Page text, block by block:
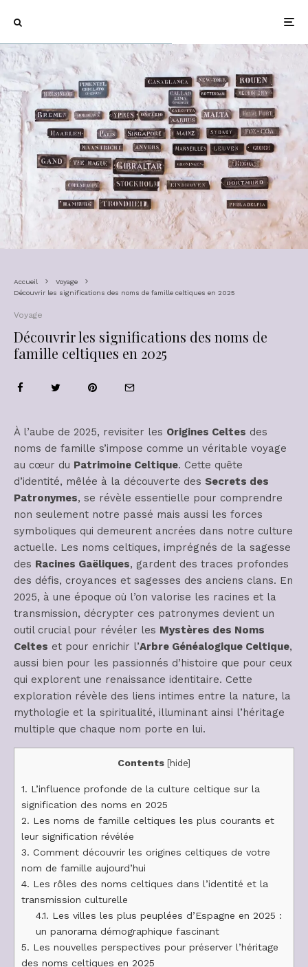
Accueil
Voyage
Découvrir les significations des noms de famille celtiques en 2025
Voyage
Découvrir les significations des noms de
famille celtiques en 2025
À l’aube de 2025, revisiter les Origines Celtes des
noms de famille s’impose comme un véritable voyage
au cœur du Patrimoine Celtique. Cette quête
d’identité, mêlée à la découverte des Secrets des
Patronymes, se révèle essentielle pour comprendre
non seulement notre passé mais aussi les forces
symboliques qui demeurent ancrées dans notre culture
actuelle. Les noms celtiques, imprégnés de la sagesse
des Racines Gaëliques, gardent des traces profondes
des défis, croyances et sagesses des anciens clans. En
2025, à une époque où l’on valorise les racines et la
transmission, décrypter ces patronymes devient un
outil crucial pour révéler les Mystères des Noms
Celtes et pour enrichir l’Arbre Généalogique Celtique,
aussi bien pour les passionnés d’histoire que pour ceux
qui explorent une renaissance identitaire. Cette
exploration révèle des liens intimes entre la nature, la
mythologie et la spiritualité, illuminant ainsi l’héritage
multiple que chaque nom porte en lui.
Contents [hide]
1. L’influence profonde de la culture celtique sur la
signification des noms en 2025
2. Les noms de famille celtiques les plus courants et
leur signification révélée
3. Comment découvrir les origines celtiques de votre
nom de famille aujourd’hui
4. Les rôles des noms celtiques dans l’identité et la
transmission culturelle
4.1. Les villes les plus peuplées d’Espagne en 2025 :
un panorama démographique fascinant
5. Les nouvelles perspectives pour préserver l’héritage
des noms celtiques en 2025